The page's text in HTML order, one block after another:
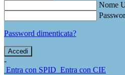
Nome
Password dimenticata?
-
Entra con SPID Entra con CIE